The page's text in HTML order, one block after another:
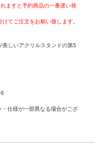
ますと予約商品の一番遅い発
てご注文をお願い致します。
しいアクリルスタンドの第5
仕様が一部異なる場合がござ